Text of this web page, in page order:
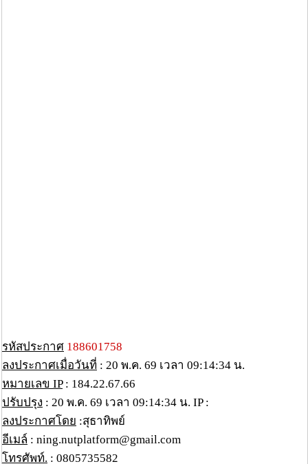
รหัสประกาศ 188601758
ลงประกาศเมื่อวันที่ : 20 พ.ค. 69 เวลา 09:14:34 น.
หมายเลข IP: 184.22.67.66
ปรับปรุง : 20 พ.ค. 69 เวลา 09:14:34 น. IP :
ลงประกาศโดย :สุธาทิพย์
อีเมล์ : ning.nutplatform@gmail.com
โทรศัพท์. : 0805735582